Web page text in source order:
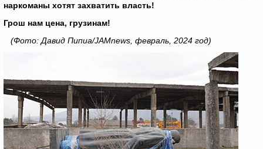
наркоманы хотят захватить власть!
Грош нам цена, грузинам!
(Фото: Давид Пипиа/JAMnews, февраль, 2024 год)